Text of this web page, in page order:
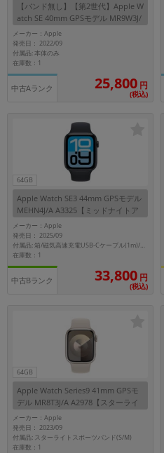
【バンド無し】【第2世代】Apple W
atch SE 40mm GPSモデル MR9W3J/
A A2722【スターライトアルミニウ
ムケース】
メーカー：Apple
発売日： 2022/09
付属品: 本体のみ
在庫数：1
中古Aランク 25,800 円
(税込)
64GB
Apple Watch SE3 44mm GPSモデル
MEHN4J/A A3325【ミッドナイトア
ルミニウムケース/ミッドナイトスポ
ーツバンド(S/M)】
メーカー：Apple
発売日： 2025/09
付属品: 箱/磁気高速充電USB-Cケーブル(1m)/ミッドナイトスポーツバンド(S/M)/マニュアル
在庫数：1
中古Bランク 33,800 円
(税込)
64GB
Apple Watch Series9 41mm GPSモ
デル MR8T3J/A A2978【スターライ
トアルミニウムケース/スターライト
スポーツバンド】
メーカー：Apple
発売日： 2023/09
付属品: スターライトスポーツバンド(S/M)
在庫数：1